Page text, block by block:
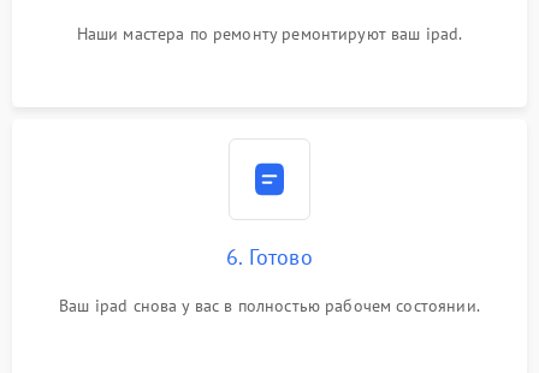
Наши мастера по ремонту ремонтируют ваш ipad.
6. Готово
Ваш ipad снова у вас в полностью рабочем состоянии.